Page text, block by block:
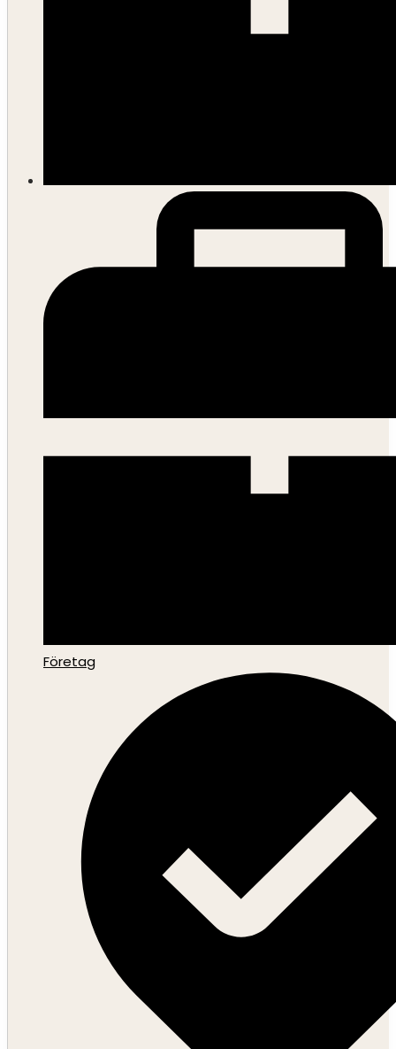
Företag